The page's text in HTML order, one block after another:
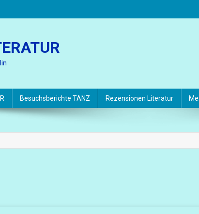
Besuchsberichte TANZ Rezensionen Literatur